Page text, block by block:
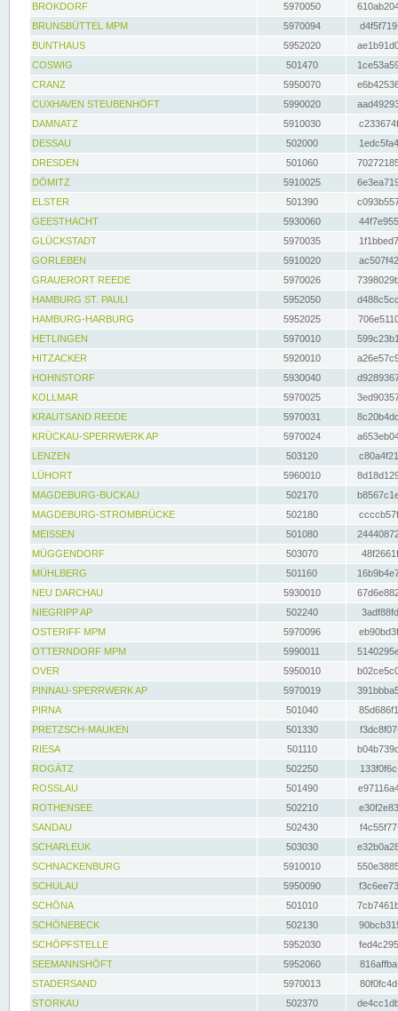
BROKDORF
5970050
BRUNSBÜTTEL MPM
5970094
BUNTHAUS
5952020
COSWIG
501470
CRANZ
5950070
CUXHAVEN STEUBENHÖFT
5990020
DAMNATZ
5910030
DESSAU
502000
DRESDEN
501060
DÖMITZ
5910025
ELSTER
501390
GEESTHACHT
5930060
GLÜCKSTADT
5970035
GORLEBEN
5910020
GRAUERORT REEDE
5970026
HAMBURG ST. PAULI
5952050
HAMBURG-HARBURG
5952025
HETLINGEN
5970010
HITZACKER
5920010
HOHNSTORF
5930040
KOLLMAR
5970025
KRAUTSAND REEDE
5970031
KRÜCKAU-SPERRWERK AP
5970024
LENZEN
503120
LÜHORT
5960010
MAGDEBURG-BUCKAU
502170
MAGDEBURG-STROMBRÜCKE
502180
MEISSEN
501080
MÜGGENDORF
503070
MÜHLBERG
501160
NEU DARCHAU
5930010
NIEGRIPP AP
502240
OSTERIFF MPM
5970096
OTTERNDORF MPM
5990011
OVER
5950010
PINNAU-SPERRWERK AP
5970019
PIRNA
501040
PRETZSCH-MAUKEN
501330
RIESA
501110
ROGÄTZ
502250
ROSSLAU
501490
ROTHENSEE
502210
SANDAU
502430
SCHARLEUK
503030
SCHNACKENBURG
5910010
SCHULAU
5950090
SCHÖNA
501010
SCHÖNEBECK
502130
SCHÖPFSTELLE
5952030
SEEMANNSHÖFT
5952060
STADERSAND
5970013
STORKAU
502370